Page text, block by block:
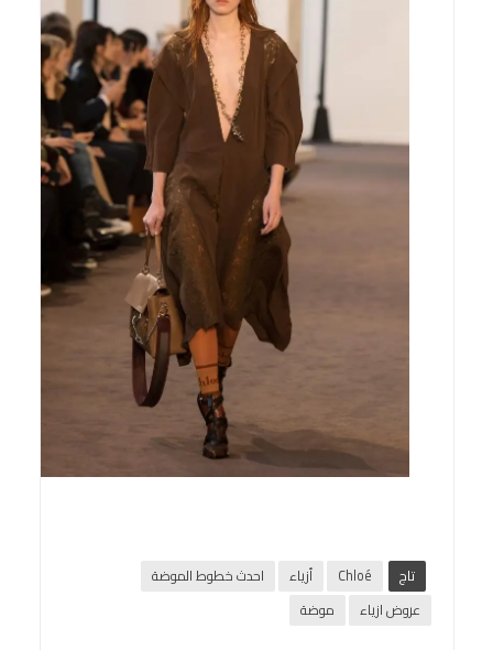
تاج Chloé أزياء
احدث خطوط الموضة
عروض ازياء
موضة